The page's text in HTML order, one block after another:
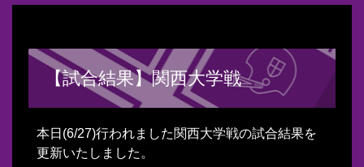
【試合結果】関西大学戦
本日(6/27)行われました関西大学戦の試合結果を
更新いたしました。